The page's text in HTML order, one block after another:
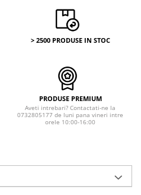
> 2500 PRODUSE IN STOC
PRODUSE PREMIUM
Aveti intrebari? Contactati-ne la
0732805177 de luni pana vineri intre
orele 10:00-16:00